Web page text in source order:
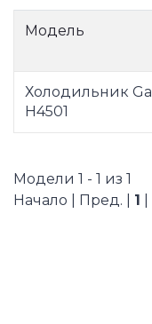
Модель
Холодильник
H4501
Модели 1 - 1 из 1
Начало | Пред. | 1